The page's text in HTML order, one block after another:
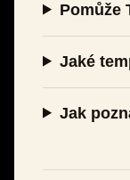
Pomůže
Jaké
Jak